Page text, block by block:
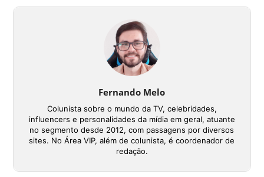
Fernando Melo
Colunista sobre o mundo da TV, celebridades,
influencers e personalidades da mídia em geral, atuante
no segmento desde 2012, com passagens por diversos
sites. No Área VIP, além de colunista, é coordenador de
redação.